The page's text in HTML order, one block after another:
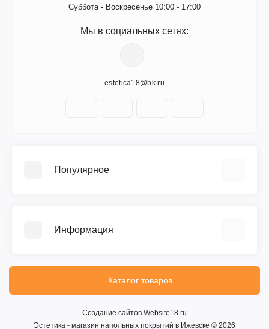
Суббота - Воскресенье 10:00 - 17:00
Мы в социальных сетях:
estetica18@bk.ru
Популярное
Сантехника
Информация
Условия соглашения
Связаться с нами
Каталог товаров
Создание сайтов Website18.ru
Эстетика - магазин напольных покрытий в Ижевске © 2026